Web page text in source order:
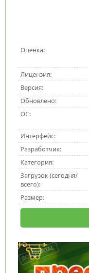
Оценка:
Лицензия:
Версия:
Обновлено:
ОС:
Интерфейс:
Разработчик:
Категория:
Загрузок (сегодня/
всего):
Размер: